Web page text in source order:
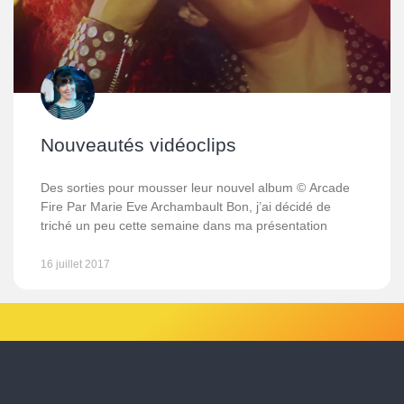
Nouveautés vidéoclips
Des sorties pour mousser leur nouvel album © Arcade
Fire Par Marie Eve Archambault Bon, j’ai décidé de
triché un peu cette semaine dans ma présentation
16 juillet 2017